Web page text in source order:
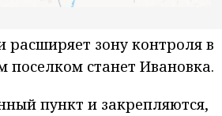
зону контроля в
станет Ивановка.
пункт и закрепляются,